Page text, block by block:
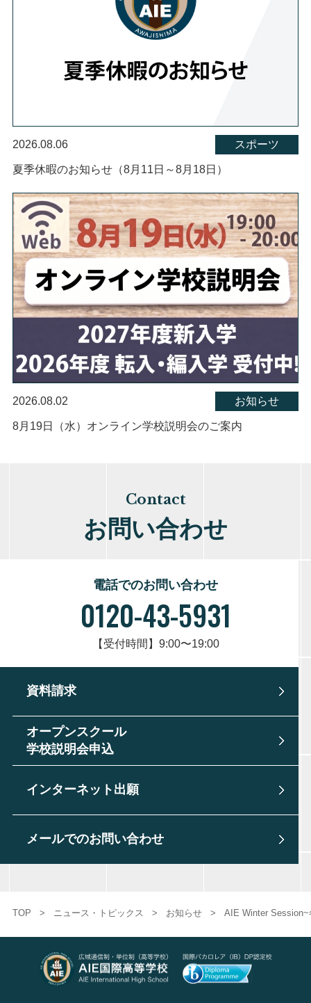
2026.08.06 スポーツ
夏季休暇のお知らせ（8月11日～8月18日）
2026.08.02 お知らせ
8月19日（水）オンライン学校説明会のご案内
Contact
お問い合わせ
電話でのお問い合わせ
0120-43-5931
【受付時間】9:00〜19:00
資料請求
オープンスクール
学校説明会申込
インターネット出願
メールでのお問い合わせ
TOP > ニュース・トピックス > お知らせ > AIE Winter